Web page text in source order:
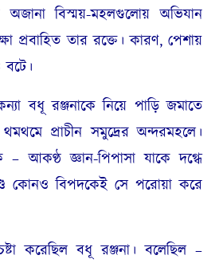
বিস্ময়-মহলগুলোয় অভিযান
প্রবাহিত তার রক্তে। কারণ, পেশায়
বটে।
বধূ রঞ্জনাকে নিয়ে পাড়ি জমাতে
প্রাচীন সমুদ্রের অন্দরমহলে।
আকণ্ঠ জ্ঞান-পিপাসা যাকে দগ্ধে
কোনও বিপদকেই সে পরোয়া করে
করেছিল বধূ রঞ্জনা। বলেছিল –